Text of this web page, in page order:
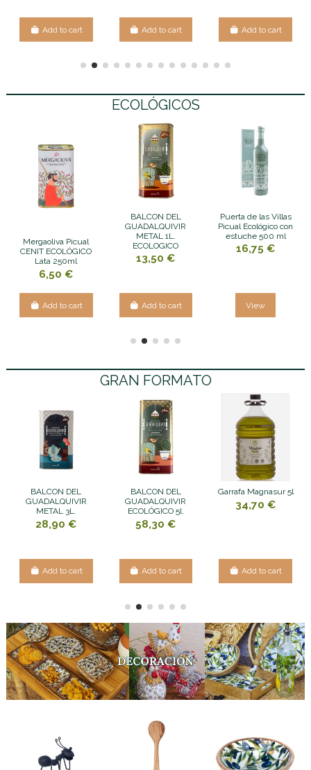
Add to cart Add to cart Add to cart
ECOLÓGICOS
Mergaoliva Picual
CENIT ECOLÓGICO
Lata 250ml
6,50 €
Add to cart
BALCON DEL
GUADALQUIVIR
METAL 1L.
ECOLOGICO
13,50 €
Add to cart
Puerta de las Villas
Picual Ecológico con
estuche 500 ml
16,75 €
View
GRAN FORMATO
BALCON DEL
GUADALQUIVIR
METAL 3L.
28,90 €
Add to cart
BALCON DEL
GUADALQUIVIR
ECOLÓGICO 5l.
58,30 €
Add to cart
Garrafa Magnasur 5l
34,70 €
Add to cart